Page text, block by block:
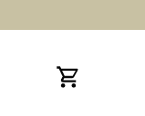
Kurv